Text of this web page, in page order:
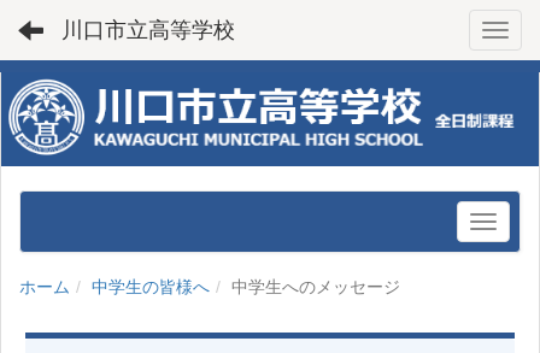
川口市立高等学校
ホーム 中学生の皆様へ 中学生へのメッセージ